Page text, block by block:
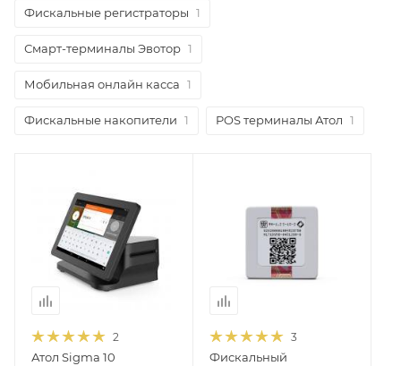
Фискальные регистраторы 1
Смарт-терминалы Эвотор 1
Мобильная онлайн касса 1
Фискальные накопители 1 POS терминалы Атол 1
2
Атол Sigma 10
3
Фискальный